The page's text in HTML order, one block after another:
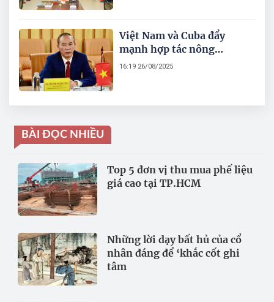
Việt Nam và Cuba đẩy
mạnh hợp tác nông
nghiệp, hướng tới an ninh
16:19 26/08/2025
BÀI ĐỌC NHIỀU
Top 5 đơn vị thu mua phế liệu
giá cao tại TP.HCM
Những lời dạy bất hủ của cổ
nhân đáng để ‘khắc cốt ghi
tâm